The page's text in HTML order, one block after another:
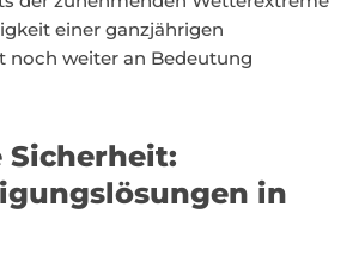
einer ganzjährigen
noch weiter an Bedeutung
Sicherheit:
in